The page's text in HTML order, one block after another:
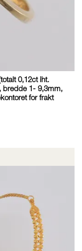
0,12ct iht.
bredde 1- 9,3mm,
for frakt